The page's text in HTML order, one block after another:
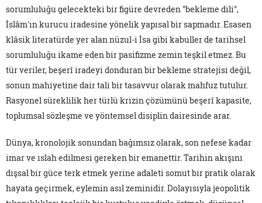
sorumluluğu gelecekteki bir figüre devreden "bekleme dili",
İslâm'ın kurucu iradesine yönelik yapısal bir sapmadır. Esasen
klâsik literatürde yer alan nüzul-i İsa gibi kabuller de tarihsel
sorumluluğu ikame eden bir pasifizme zemin teşkil etmez. Bu
tür veriler, beşerî iradeyi donduran bir bekleme stratejisi değil,
sonun mahiyetine dair tali bir tasavvur olarak mahfuz tutulur.
Rasyonel süreklilik her türlü krizin çözümünü beşerî kapasite,
toplumsal sözleşme ve yöntemsel disiplin dairesinde arar.
Dünya, kronolojik sonundan bağımsız olarak, son nefese kadar
imar ve ıslah edilmesi gereken bir emanettir. Tarihin akışını
dışsal bir güce terk etmek yerine adaleti somut bir pratik olarak
hayata geçirmek, eylemin asıl zeminidir. Dolayısıyla jeopolitik